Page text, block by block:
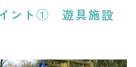
ント① 遊具施設